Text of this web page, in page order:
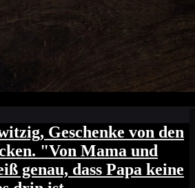
Geschenke von den
"Von Mama und
genau, dass Papa keine